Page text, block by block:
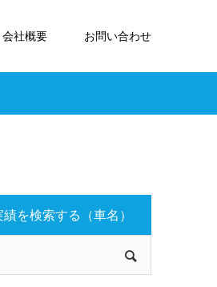
会社概要 お問い合わせ
を検索する（車名）